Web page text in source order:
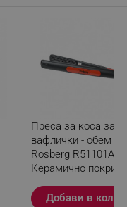
Преса за коса за
вафлички - обем
Rosberg R51101A,
Керамично
Добави в